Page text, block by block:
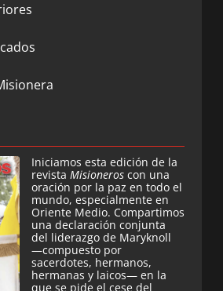
Iniciamos esta edición de la
revista Misioneros con una
oración por la paz en todo el
mundo, especialmente en
Oriente Medio. Compartimos
una declaración conjunta
del liderazgo de Maryknoll
—compuesto por
sacerdotes, hermanos,
hermanas y laicos— en la
que se pide el cese del